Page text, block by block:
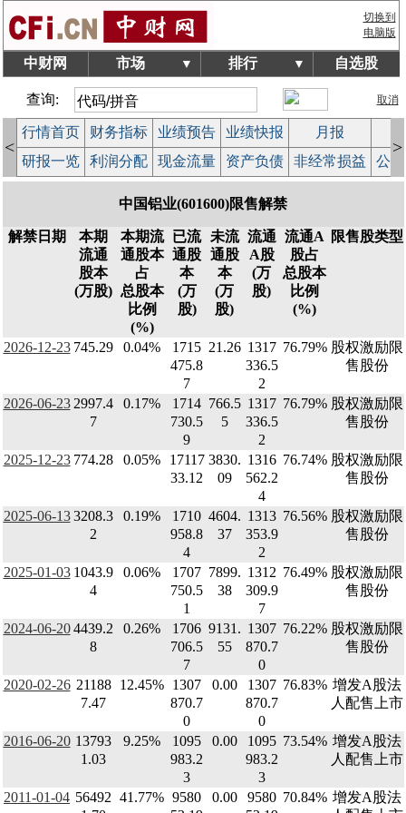
切换到
电脑版
中财网 市场 ▼ 排行 ▼ 自选股
查询: 取消
<
行情首页 财务指标 业绩预告 业绩快报 月报
研报一览
利润分配 现金流量 资产负债 非经常损益 公
>
中国铝业(601600)限售解禁
解禁日期
本期
流通
股本
(万股)
本期流
通股本
占
总股本
比例
(%)
已流
通股
本
(万
股)
未流
通股
本
(万
股)
流通
A股
(万
股)
流通A
股占
总股本
比例
(%)
限售股类型
2026-12-23 745.29 0.04%
1715
475.8
7
21.26 1317
336.5
2
76.79% 股权激励限
售股份
2026-06-23 2997.4
7
0.17%
1714
730.5
9
766.5
5
1317
336.5
2
76.79% 股权激励限
售股份
2025-12-23 774.28 0.05%
17117
33.12
3830.
09
1316
562.2
4
76.74% 股权激励限
售股份
2025-06-13 3208.3
2
0.19%
1710
958.8
4
4604.
37
1313
353.9
2
76.56% 股权激励限
售股份
2025-01-03 1043.9
4
0.06%
1707
750.5
1
7899.
38
1312
309.9
7
76.49% 股权激励限
售股份
2024-06-20 4439.2
8
0.26%
1706
706.5
7
9131.
55
1307
870.7
0
76.22% 股权激励限
售股份
2020-02-26 21188
7.47
12.45% 1307
870.7
0
0.00
1307
870.7
0
76.83% 增发A股法
人配售上市
2016-06-20 13793
1.03
9.25%
1095
983.2
3
0.00
1095
983.2
3
73.54% 增发A股法
人配售上市
2011-01-04 56492 41.77% 9580
0.00
9580 70.84% 增发A股法